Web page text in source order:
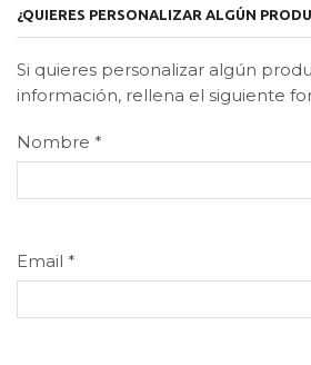
¿QUIERES PERSONALIZAR ALGÚN
Si quieres personalizar algún
información, rellena el siguiente
Nombre *
Email *